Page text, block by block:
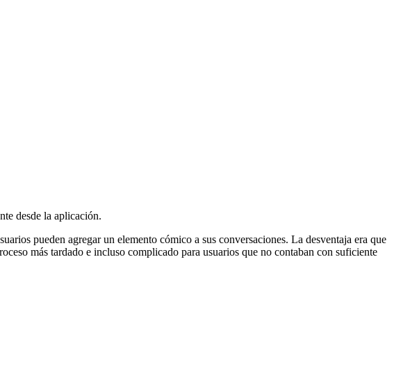
desde la aplicación.
pueden agregar un elemento cómico a sus conversaciones. La desventaja era que
más tardado e incluso complicado para usuarios que no contaban con suficiente